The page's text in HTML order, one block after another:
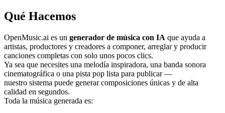
Qué Hacemos
OpenMusic.ai es un generador de música con IA que ayuda a
artistas, productores y creadores a componer, arreglar y producir
canciones completas con solo unos pocos clics.
Ya sea que necesites una melodía inspiradora, una banda sonora
cinematográfica o una pista pop lista para publicar —
nuestro sistema puede generar composiciones únicas y de alta
calidad en segundos.
Toda la música generada es: